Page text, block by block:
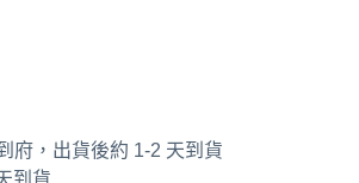
府，出貨後約 1-2 天到貨
到貨